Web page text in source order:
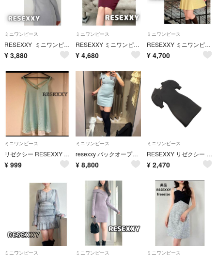
ミニワンピース
RESEXXY ミニワンピース レースアップ タイト バックオープン リボン ニット リゼクシー ブルー 水色 バックリボン
¥ 3,880
ミニワンピース
RESEXXY ミニワンピース タイト リブニット S ベルト付き レッド 長袖 リゼクシー タイトワンピース ワインレッド
¥ 4,680
ミニワンピース
RESEXXY ミニワンピース フレア ニット ラグランスリーブ 黄色 長袖 フリーサイズ リゼクシー イエロー 夏服
¥ 4,700
ミニワンピース
リゼクシー RESEXXY バッククロス キャミワンピース ミニワンピース
¥ 999
ミニワンピース
resexxy バックオープンポロワンピース
¥ 8,800
ミニワンピース
RESEXXY リゼクシー リブ スクエアネック パフスリーブ ワンピース sizeF/黒 ■◆ レディース
¥ 2,470
ミニワンピース ミニワンピース ミニワンピース